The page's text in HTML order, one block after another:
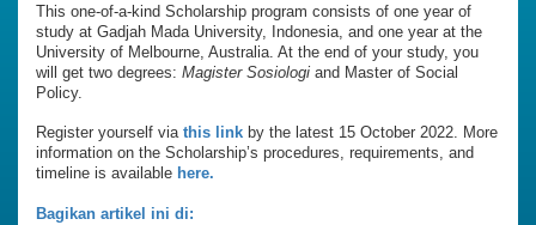
This one-of-a-kind Scholarship program consists of one year of
study at Gadjah Mada University, Indonesia, and one year at the
University of Melbourne, Australia. At the end of your study, you
will get two degrees: Magister Sosiologi and Master of Social
Policy.
Register yourself via this link by the latest 15 October 2022. More
information on the Scholarship’s procedures, requirements, and
timeline is available here.
Bagikan artikel ini di: